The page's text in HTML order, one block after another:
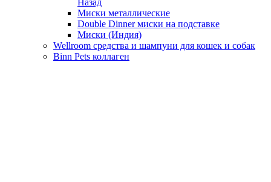
Миски металлические
Double Dinner миски на подставке
Миски (Индия)
Wellroom средства и шампуни для кошек и собак
Binn Pets коллаген